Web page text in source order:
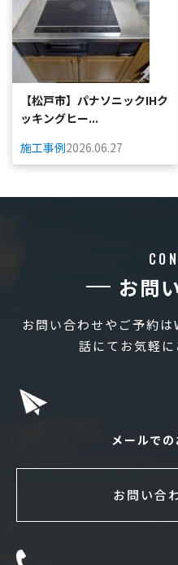
【松戸市】パナソニックIHク
ッキングヒー...
施工事例2026.06.27
お問
お問い合わせやご予約
話にてお気軽に
メールで
お問い合